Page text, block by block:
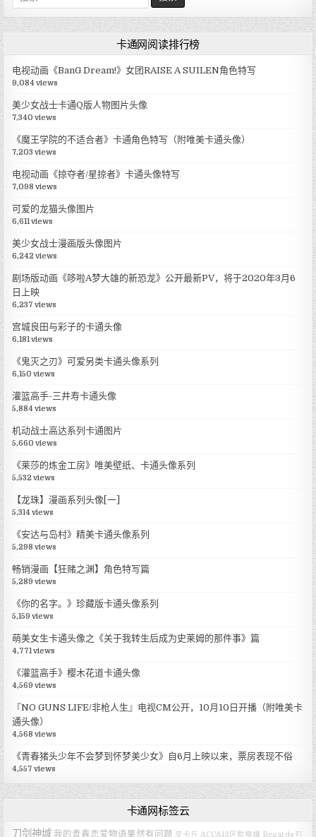
索
:
卡通网阅读排行榜
电视动画《BanG Dream!》女团RAISE A SUILEN角色特写
9,084 views
美少女战士卡通Q版人物图片头像
7,340 views
《魔王学院的不适合者》卡通角色特写（附唯美卡通头像）
7,203 views
电视动画《掠夺者/星掠者》卡通头像特写
7,098 views
可爱的龙猫头像图片
6,611 views
美少女战士漫画版头像图片
6,242 views
剧场版动画《哆啦A梦大雄的新恐龙》公开最新PV，将于2020年3月6
日上映
6,237 views
宫城良田与彩子的卡通头像
6,181 views
《鬼灭之刃》可爱另类卡通头像系列
6,150 views
灌篮高手-三井寿卡通头像
5,884 views
机动战士高达系列卡通图片
5,660 views
《莱莎的炼金工房》唯美壁纸、卡通头像系列
5,532 views
【龙珠】漫画系列头像[一]
5,314 views
《安达与岛村》精美卡通头像系列
5,298 views
畅销漫画【狂赌之渊】角色特写篇
5,289 views
《你的名字。》珍藏版卡通头像系列
5,159 views
萌美女生卡通头像之《关于我转生后成为史莱姆的那件事》篇
4,771 views
《灌篮高手》樱木花道卡通头像
4,569 views
『NO GUNS LIFE/非枪人生』电视CM公开，10月10日开播（附唯美卡
通头像）
4,568 views
《青春猪头少年不会梦到怀梦美少女》自6月上映以来，票房表现不俗
4,557 views
卡通网标签云
刀剑神域 我的青春恋爱物语果然有问题 皮卡丘 ACCA13区監察課 Regards 叮